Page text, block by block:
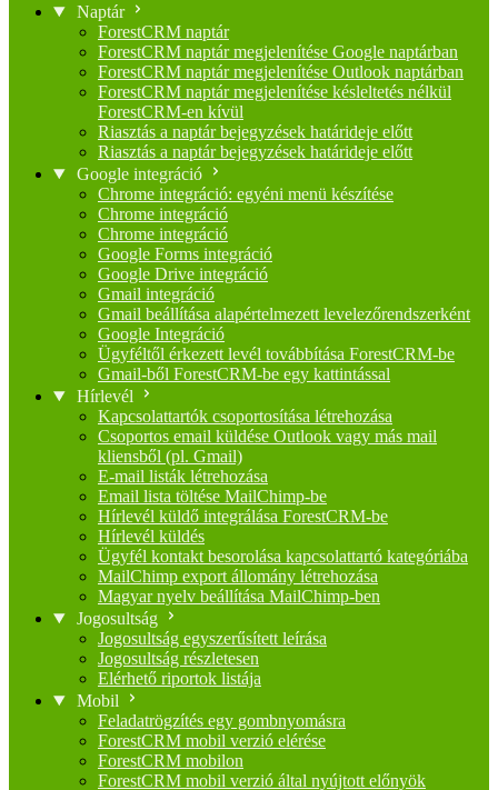
Naptár
ForestCRM naptár
ForestCRM naptár megjelenítése Google naptárban
ForestCRM naptár megjelenítése Outlook naptárban
ForestCRM naptár megjelenítése késleltetés nélkül
ForestCRM-en kívül
Riasztás a naptár bejegyzések határideje előtt
Riasztás a naptár bejegyzések határideje előtt
Google integráció
Chrome integráció: egyéni menü készítése
Chrome integráció
Chrome integráció
Google Forms integráció
Google Drive integráció
Gmail integráció
Gmail beállítása alapértelmezett levelezőrendszerként
Google Integráció
Ügyféltől érkezett levél továbbítása ForestCRM-be
Gmail-ből ForestCRM-be egy kattintással
Hírlevél
Kapcsolattartók csoportosítása létrehozása
Csoportos email küldése Outlook vagy más mail
kliensből (pl. Gmail)
E-mail listák létrehozása
Email lista töltése MailChimp-be
Hírlevél küldő integrálása ForestCRM-be
Hírlevél küldés
Ügyfél kontakt besorolása kapcsolattartó kategóriába
MailChimp export állomány létrehozása
Magyar nyelv beállítása MailChimp-ben
Jogosultság
Jogosultság egyszerűsített leírása
Jogosultság részletesen
Elérhető riportok listája
Mobil
Feladatrögzítés egy gombnyomásra
ForestCRM mobil verzió elérése
ForestCRM mobilon
ForestCRM mobil verzió által nyújtott előnyök